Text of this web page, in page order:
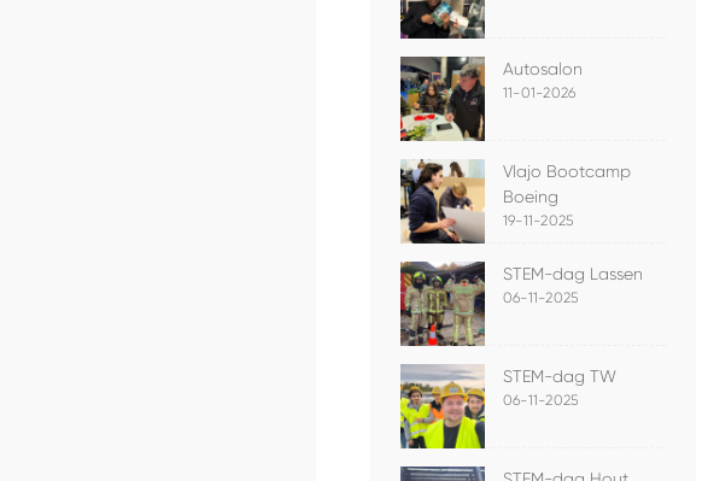
Autosalon
11-01-2026
Vlajo Bootcamp
Boeing
19-11-2025
STEM-dag Lassen
06-11-2025
STEM-dag TW
06-11-2025